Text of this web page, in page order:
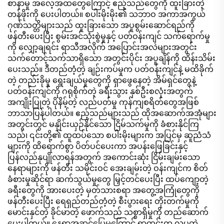
စာနာမှု အလေ့အထတွေကြောင့် ဧည့်သည်တွေကို ထူးခြားတဲ့
တန်ဖိုးကို ပေးပါတယ်။ စပါးမိုးမိုး၏ သဘာဝ အကာအကွယ်
ဂုဏ်သတ္တိများသည် ထူးခြားသော အပူစွမ်းဆောင်ရည်ကို
ဖန်တီးပေးပြီး စွမ်းအင်သုံးစွဲမှုနှင့် ပတ်ဝန်းကျင် သက်ရောက်မှု
ကို လျှော့ချရင်း ရာသီအလိုက် အပြောင်းအလဲများအတွင်း
သက်တောင့်သက်သာရှိသော အတွင်းပိုင်း အပူချိန်ကို ထိန်းသိမ်း
ပေးသည်။ ဒီတည်တံ့တဲ့ ချဉ်းကပ်မှုက ပတ်ဝန်းကျင်နဲ့ မထိခိုက်
တဲ့ တည်းခိုမှု ရွေးချယ်မှုတွေကို ရှာဖွေနေတဲ့ အိမ်ရှင်တွေနဲ့
ပတ်ဝန်းကျင်ကို ဂရုစိုက်တဲ့ ခရီးသွား နှစ်ဦးစလုံးအတွက်
အကျိုးပြုတဲ့ ပိုနိမ့်တဲ့ လည်ပတ်မှု ကုန်ကျစရိတ်တွေအဖြစ်
ဘာသာပြန်ပါတယ်။ ဧည့်သည်များသည် ထိုအဆောက်အအုံများ
အတွင်းတွင် မနှိုင်းယှဉ်နိုင်သော ငြိမ်သက်မှုကို ခံစားနိုင်ကြ
သည်၊ ၎င်းတို့၏ ထူထပ်သော စပါးမိုးများက အပြင်မှ ဆူညံသံ
များကို ထိရောက်စွာ ပိတ်ပင်ပေးကာ အပန်းဖြေခြင်းနှင့်
ပြန်လည်နုပျိုလာရန်အတွက် အကောင်းဆုံး ငြိမ်းချမ်းသော
နေရာများကို ဖန်တီး သမိုင်းဝင် အေးချမ်းတဲ့ ဝန်းကျင်က စိတ်
ခံစားမှုဆိုင်ရာ ဆက်သွယ်မှုတွေ မြှင့်တင်ပေးပြီး ထပ်ကျော့တဲ့
ခရီးတွေကို အားပေးတဲ့ မှတ်သားစရာ အတွေ့အကြုံတွေကို
ဖန်တီးပေးပြီး ရေရှည်တည်တံ့တဲ့ စီးပွားရေး တိုးတက်မှုကို
မောင်းနှင်တဲ့ ခိုင်မာတဲ့ ဖောက်သည် သစ္စာရှိမှုကို တည်ဆောက်